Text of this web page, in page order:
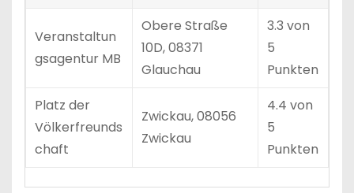
Veranstaltun
gsagentur MB
Obere Straße
10D, 08371
Glauchau
3.3 von
5
Punkten
Platz der
Völkerfreunds
chaft
Zwickau, 08056
Zwickau
4.4 von
5
Punkten